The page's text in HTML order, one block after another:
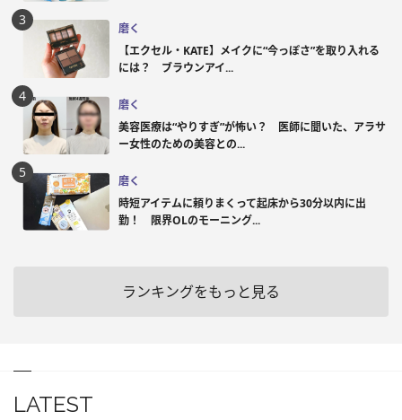
磨く
【エクセル・KATE】メイクに“今っぽさ”を取り入れる
には？ ブラウンアイ...
磨く
美容医療は“やりすぎ”が怖い？ 医師に聞いた、アラサ
ー女性のための美容との...
磨く
時短アイテムに頼りまくって起床から30分以内に出
勤！ 限界OLのモーニング...
ランキングをもっと見る
LATEST